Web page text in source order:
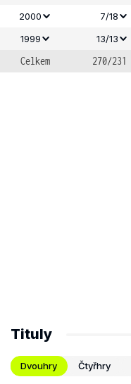
2000
7/18
1999
13/13
Celkem 270/231
Tituly
Dvouhry Čtyřhry